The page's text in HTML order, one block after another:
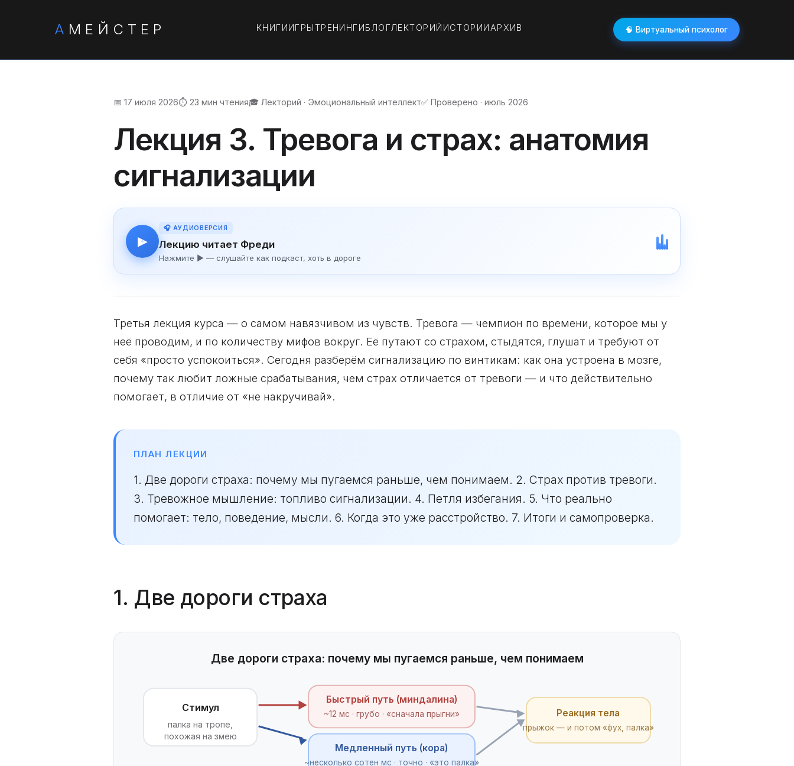
А МЕЙСТЕР КНИГИИГРЫТРЕНИНГИБЛОГЛЕКТОРИЙ ИСТОРИИ АРХИВ 🧠 Виртуальный психолог
📅 17 июля 2026⏱️ 23 мин чтения🎓 Лекторий · Эмоциональный интеллект✅ Проверено · июль 2026
Лекция 3. Тревога и страх: анатомия
сигнализации
▶
🎧 АУДИОВЕРСИЯ
Лекцию читает Фреди
Нажмите ▶ — слушайте как подкаст, хоть в дороге
Третья лекция курса — о самом навязчивом из чувств. Тревога — чемпион по времени, которое мы у
неё проводим, и по количеству мифов вокруг. Её путают со страхом, стыдятся, глушат и требуют от
себя «просто успокоиться». Сегодня разберём сигнализацию по винтикам: как она устроена в мозге,
почему так любит ложные срабатывания, чем страх отличается от тревоги — и что действительно
помогает, в отличие от «не накручивай».
ПЛАН ЛЕКЦИИ
1. Две дороги страха: почему мы пугаемся раньше, чем понимаем. 2. Страх против тревоги.
3. Тревожное мышление: топливо сигнализации. 4. Петля избегания. 5. Что реально
помогает: тело, поведение, мысли. 6. Когда это уже расстройство. 7. Итоги и самопроверка.
1. Две дороги страха
Две дороги страха: почему мы пугаемся раньше, чем понимаем
Стимул
палка на тропе,
похожая на змею
Быстрый путь (миндалина)
~12 мс · грубо · «сначала прыгни»
Медленный путь (кора)
~несколько сотен мс · точно · «это палка»
Реакция тела
прыжок — и потом «фух, палка»